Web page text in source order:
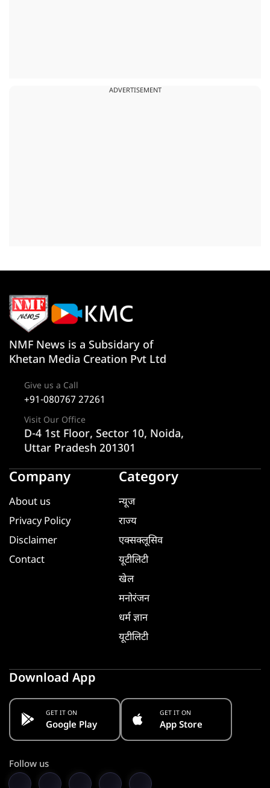
ADVERTISEMENT
NMF News is a Subsidary of
Khetan Media Creation Pvt Ltd
Give us a Call
+91-080767 27261
Visit Our Office
D-4 1st Floor, Sector 10, Noida,
Uttar Pradesh 201301
Company
About us
Privacy Policy
Disclaimer
Contact
Category
न्यूज
राज्य
एक्सक्लूसिव
यूटीलिटी
खेल
मनोरंजन
धर्म ज्ञान
यूटीलिटी
Download App
GET IT ON
Google Play
GET IT ON
App Store
Follow us